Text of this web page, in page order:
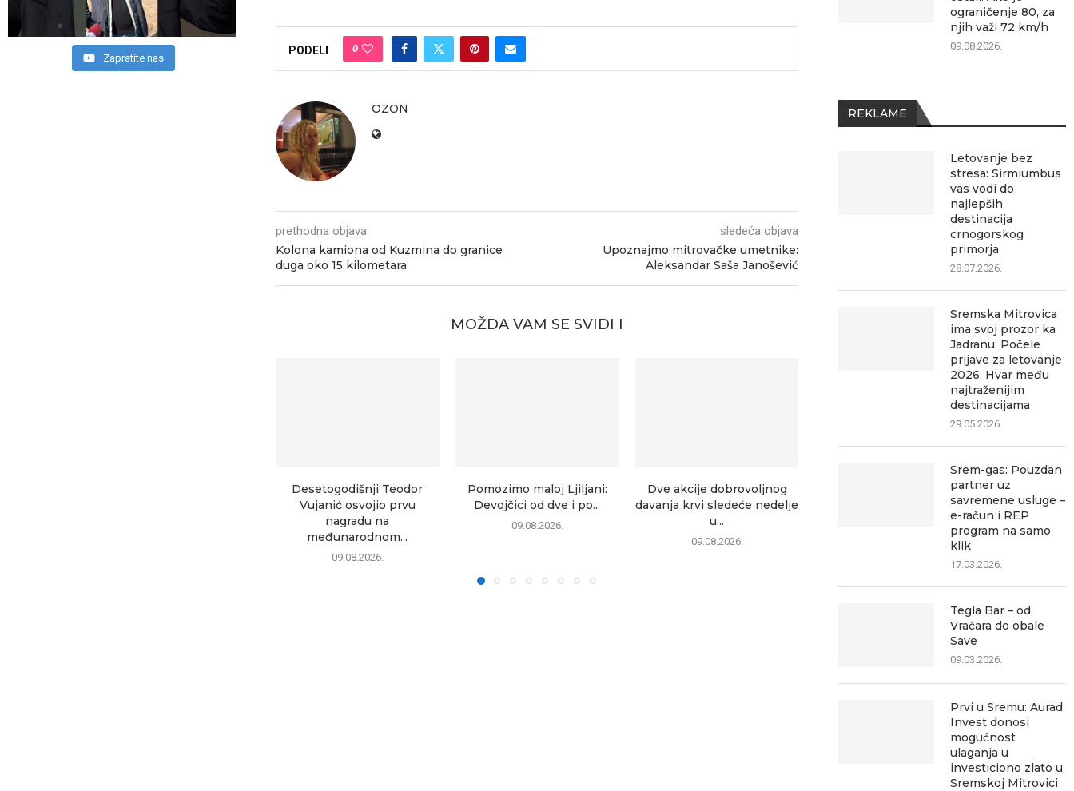
PODELI 0
OZON
prethodna objava
Kolona kamiona od Kuzmina do granice
duga oko 15 kilometara
sledeća objava
Upoznajmo mitrovačke umetnike:
Aleksandar Saša Janošević
MOŽDA VAM SE SVIDI I
Desetogodišnji Teodor
Vujanić osvojio prvu
nagradu na
međunarodnom...
09.08.2026.
Pomozimo maloj Ljiljani:
Devojčici od dve i po...
09.08.2026.
Dve akcije dobrovoljnog
davanja krvi sledeće nedelje
u...
09.08.2026.
Više od 850 trkača „trčalo za
Vozači
da voze
ograničenje 80, za
njih važi 72 km/h
09.08.2026.
REKLAME
Letovanje bez
stresa: Sirmiumbus
vas vodi do
najlepših
destinacija
crnogorskog
primorja
28.07.2026.
Sremska Mitrovica
ima svoj prozor ka
Jadranu: Počele
prijave za letovanje
2026, Hvar među
najtraženijim
destinacijama
29.05.2026.
Srem-gas: Pouzdan
partner uz
savremene usluge –
e-račun i REP
program na samo
klik
17.03.2026.
Tegla Bar – od
Vračara do obale
Save
09.03.2026.
Prvi u Sremu: Aurad
Invest donosi
mogućnost
ulaganja u
investiciono zlato u
Sremskoj Mitrovici
Zapratite nas